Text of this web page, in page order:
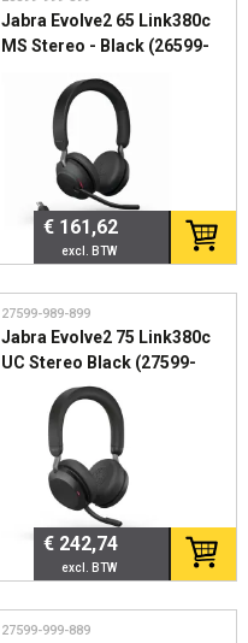
Jabra Evolve2 65 Link380c
MS Stereo - Black (26599-
Microsoft Teams headset
met USB-C dongle
€ 161,62
27599-989-899
Jabra Evolve2 75 Link380c
UC Stereo Black (27599-
989-899) - Premium
draadloze ANC headset
voor hybride werken
€ 242,74
27599-999-889